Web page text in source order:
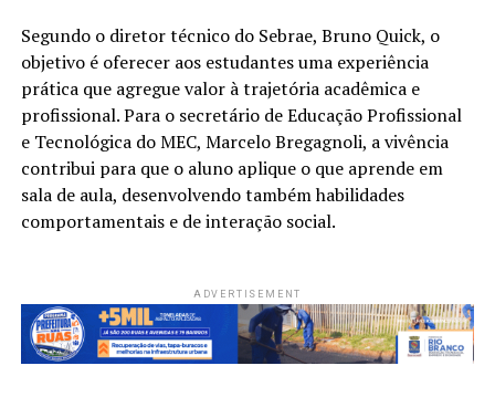
Segundo o diretor técnico do Sebrae, Bruno Quick, o
objetivo é oferecer aos estudantes uma experiência
prática que agregue valor à trajetória acadêmica e
profissional. Para o secretário de Educação Profissional
e Tecnológica do MEC, Marcelo Bregagnoli, a vivência
contribui para que o aluno aplique o que aprende em
sala de aula, desenvolvendo também habilidades
comportamentais e de interação social.
ADVERTISEMENT